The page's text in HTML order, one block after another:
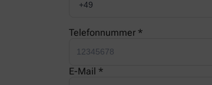
Telefonnummer *
E-Mail *